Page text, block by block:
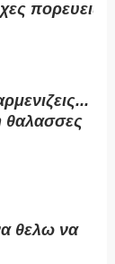
πορευεις.
θαλασσες
θελω να